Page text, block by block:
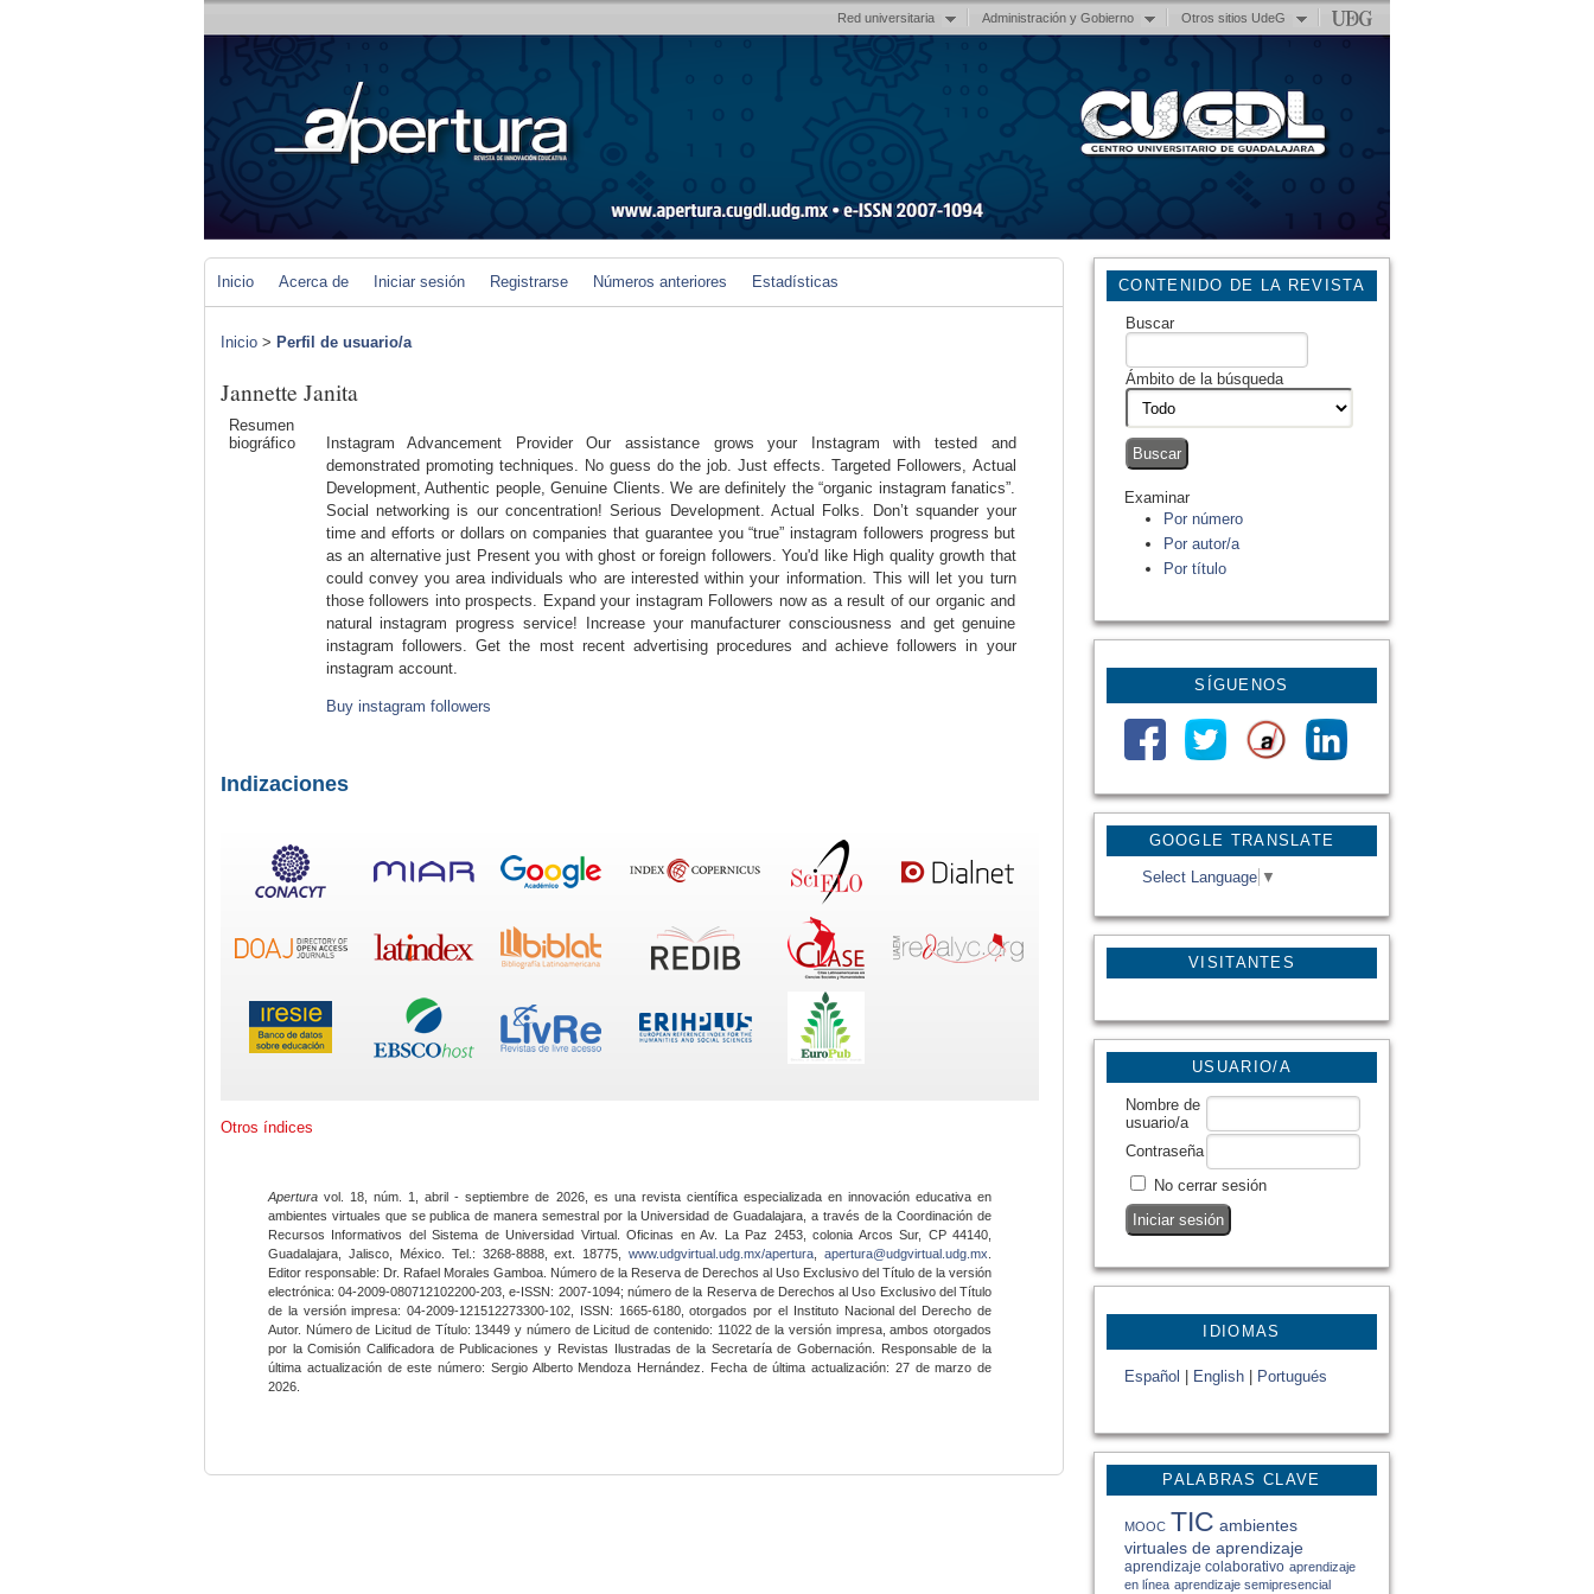
Red universitaria Administración y Gobierno Otros sitios UdeG
GOOGLE TRANSLATE
Select Language ▼
VISITANTES
CONTENIDO DE LA REVISTA
Buscar
Ámbito de la búsqueda
Examinar
Por número
Por autor/a
Por título
SÍGUENOS
USUARIO/A
Nombre de
usuario/a
Contraseña
No cerrar sesión
IDIOMAS
Español English Portugués
PALABRAS CLAVE
MOOC TIC ambientes
virtuales de aprendizaje
aprendizaje colaborativo aprendizaje
en línea aprendizaje semipresencial
Inicio Acerca de Iniciar sesión Registrarse Números anteriores Estadísticas
Inicio > Perfil de usuario/a
Jannette Janita
Resumen
biográfico
Instagram Advancement Provider Our assistance grows your Instagram with tested and
demonstrated promoting techniques. No guess do the job. Just effects. Targeted Followers, Actual
Development, Authentic people, Genuine Clients. We are definitely the “organic instagram fanatics”.
Social networking is our concentration! Serious Development. Actual Folks. Don’t squander your
time and efforts or dollars on companies that guarantee you “true” instagram followers progress but
as an alternative just Present you with ghost or foreign followers. You'd like High quality growth that
could convey you area individuals who are interested within your information. This will let you turn
those followers into prospects. Expand your instagram Followers now as a result of our organic and
natural instagram progress service! Increase your manufacturer consciousness and get genuine
instagram followers. Get the most recent advertising procedures and achieve followers in your
instagram account.
Buy instagram followers
Indizaciones
Otros índices
Apertura vol. 18, núm. 1, abril - septiembre de 2026, es una revista científica especializada en innovación educativa en
ambientes virtuales que se publica de manera semestral por la Universidad de Guadalajara, a través de la Coordinación de
Recursos Informativos del Sistema de Universidad Virtual. Oficinas en Av. La Paz 2453, colonia Arcos Sur, CP 44140,
Guadalajara, Jalisco, México. Tel.: 3268-8888, ext. 18775,www.udgvirtual.udg.mx/apertura apertura@udgvirtual.udg.mx
Editor responsable: Dr. Rafael Morales Gamboa. Número de la Reserva de Derechos al Uso Exclusivo del Título de la versión
electrónica: 04-2009-080712102200-203, e-ISSN: 2007-1094; número de la Reserva de Derechos al Uso Exclusivo del Título
de la versión impresa: 04-2009-121512273300-102, ISSN: 1665-6180, otorgados por el Instituto Nacional del Derecho de
Autor. Número de Licitud de Título: 13449 y número de Licitud de contenido: 11022 de la versión impresa, ambos otorgados
por la Comisión Calificadora de Publicaciones y Revistas Ilustradas de la Secretaría de Gobernación. Responsable de la
última actualización de este número: Sergio Alberto Mendoza Hernández. Fecha de última actualización: 27 de marzo de
2026.